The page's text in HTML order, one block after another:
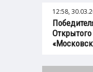
12:58,